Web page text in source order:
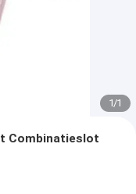
1/1
Combinatieslot